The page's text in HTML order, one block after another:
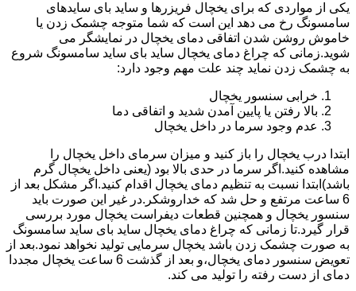
یکی از مواردی که برای یخچال فریزرها و ساید بای سایدهای
سامسونگ رخ می دهد این است که شما متوجه چشمک زدن یا
خاموش روشن شدن اتفاقی دمای یخچال در نمایشگر می
شوید.زمانی که چراغ دمای یخچال ساید بای ساید سامسونگ شروع
به چشمک زدن نماید چند علت مهم وجود دارد:
خرابی سنسور یخچال
بالا رفتن یا پایین آمدن شدید و اتفاقی دما
عدم وجود سرما در داخل یخچال
ابتدا درب یخچال را باز کنید و میزان سرمای داخل یخچال را
مشاهده کنید.اگر سرما در حدی بالا بود (یعنی داخل یخچال گرم
باشد)ابتدا نسبت به تنظیم دمای یخچال اقدام کنید.اگر مشکل بعد از
6 ساعت مرتفع و حل شد که خداروشکر.در غیر این صورت باید
سنسور یخچال و همچنین قطعات دیفراست یخچال مورد بررسی
قرار گیرد.تا زمانی که چراغ دمای یخچال ساید بای ساید سامسونگ
به صورت چشمک زدن باشد یخچال سرمایی تولید نخواهد نمود.بعد از
تعویض سنسور دمای یخچال،و بعد از گذشت 6 ساعت یخچال مجددا
دمای از دست رفته را تولید می کند.